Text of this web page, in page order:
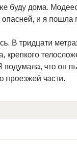
буду дома.
и я пошла
В тридцати
крепкого
что он
проезжей части.